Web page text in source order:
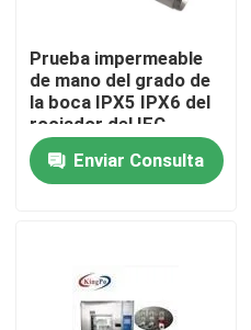
Prueba impermeable
de mano del grado de
la boca IPX5 IPX6 del
rociador del IEC
60529
Enviar Consulta